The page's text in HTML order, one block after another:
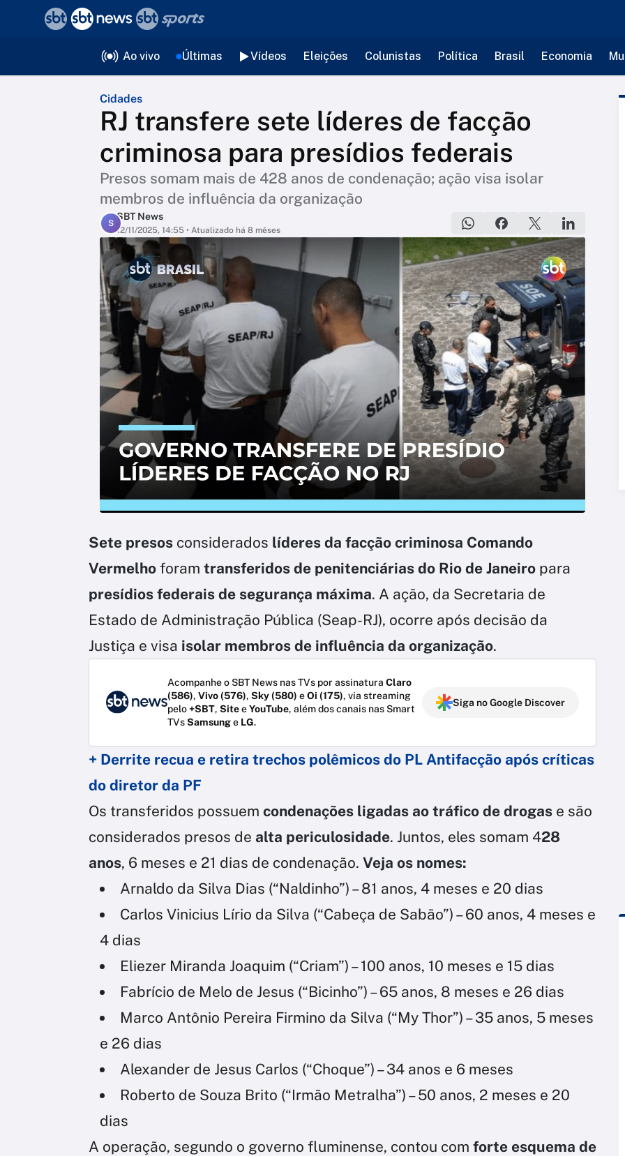
Ao vivo Últimas Vídeos Eleições Colunistas Política Brasil Economia
Cidades
RJ transfere sete líderes de facção
criminosa para presídios federais
Presos somam mais de 428 anos de condenação; ação visa isolar
membros de influência da organização
S
SBT News
12/11/2025, 14:55 • Atualizado há 8 mêses
Sete presos considerados líderes da facção criminosa Comando
Vermelho foram transferidos de penitenciárias do Rio de Janeiro para
presídios federais de segurança máxima. A ação, da Secretaria de
Estado de Administração Pública (Seap-RJ), ocorre após decisão da
Justiça e visa isolar membros de influência da organização.
Acompanhe o SBT News nas TVs por assinatura Claro
(586), Vivo (576), Sky (580) eOi (175), via streaming
pelo+SBT, SiteeYouTube, além dos canais nas Smart
TVsSamsunge LG.
Siga no Google Discover
+ Derrite recua e retira trechos polêmicos do PL Antifacção após críticas
do diretor da PF
Os transferidos possuem condenações ligadas ao tráfico de drogas e são
considerados presos de alta periculosidade. Juntos, eles somam 428
anos, 6 meses e 21 dias de condenação. Veja os nomes:
Arnaldo da Silva Dias (“Naldinho”) – 81 anos, 4 meses e 20 dias
Carlos Vinicius Lírio da Silva (“Cabeça de Sabão”) – 60 anos, 4 meses e
4 dias
Eliezer Miranda Joaquim (“Criam”) – 100 anos, 10 meses e 15 dias
Fabrício de Melo de Jesus (“Bicinho”) – 65 anos, 8 meses e 26 dias
Marco Antônio Pereira Firmino da Silva (“My Thor”) – 35 anos, 5 meses
e 26 dias
Alexander de Jesus Carlos (“Choque”) – 34 anos e 6 meses
Roberto de Souza Brito (“Irmão Metralha”) – 50 anos, 2 meses e 20
dias
A operação, segundo o governo fluminense, contou com forte esquema de
voltar
Editorias